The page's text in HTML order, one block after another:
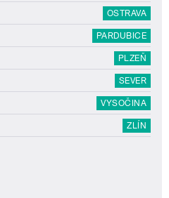
OSTRAVA
PARDUBICE
PLZEŇ
SEVER
VYSOČINA
ZLÍN